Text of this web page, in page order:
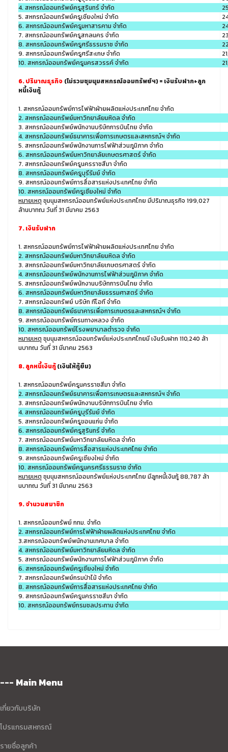
4. สหกรณ์ออมทรัพย์ครูสุรินทร์ จำกัด
5. สหกรณ์ออมทรัพย์ครูเชียงใหม่ จำกัด
6. สหกรณ์ออมทรัพย์ครูมหาสารคาม จำกัด
7. สหกรณ์ออมทรัพย์ครูสกลนคร จำกัด
8. สหกรณ์ออมทรัพย์ครูศรีธรรมราช จำกัด
9. สหกรณ์ออมทรัพย์ครูศรีสะเกษ จำกัด
10. สหกรณ์ออมทรัพย์ครูนครสวรรค์ จำกัด
6. ปริมาณธุรกิจ (ไม่รวมชุมนุมสหกรณ์ออมทรัพย์ฯ) = เงินรับฝาก+ลูก
หนี้เงินกู้
1. สหกรณ์ออมทรัพย์การไฟฟ้าฝ่ายผลิตแห่งประเทศไทย จำกัด
2. สหกรณ์ออมทรัพย์มหาวิทยาลัยมหิดล จำกัด
3. สหกรณ์ออมทรัพย์พนักงานบริษัทการบินไทย จำกัด
4. สหกรณ์ออมทรัพย์ธนาคารเพื่อการเกษตรและสหกรณ์ฯ จำกัด
5. สหกรณ์ออมทรัพย์พนักงานการไฟฟ้าส่วนภูมิภาค จำกัด
6. สหกรณ์ออมทรัพย์มหาวิทยาลัยเกษตรศาสตร์ จำกัด
7. สหกรณ์ออมทรัพย์ครูนครราชสีมา จำกัด
8. สหกรณ์ออมทรัพย์ครูบุรีรัมย์ จำกัด
9. สหกรณ์ออมทรัพย์การสื่อสารแห่งประเทศไทย จำกัด
10. สหกรณ์ออมทรัพย์ครูเชียงใหม่ จำกัด
หมายเหตุ ชุมนุมสหกรณ์ออมทรัพย์แห่งประเทศไทย มีปริมาณธุรกิจ 199,027
ล้านบาทณ วันที่ 31 มีนาคม 2563
7. เงินรับฝาก
1. สหกรณ์ออมทรัพย์การไฟฟ้าฝ่ายผลิตแห่งประเทศไทย จำกัด
2. สหกรณ์ออมทรัพย์มหาวิทยาลัยมหิดล จำกัด
3. สหกรณ์ออมทรัพย์มหาวิทยาลัยเกษตรศาสตร์ จำกัด
4. สหกรณ์ออมทรัพย์พนักงานการไฟฟ้าส่วนภูมิภาค จำกัด
5. สหกรณ์ออมทรัพย์พนักงานบริษัทการบินไทย จำกัด
6. สหกรณ์ออมทรัพย์มหาวิทยาลัยธรรมศาสตร์ จำกัด
7. สหกรณ์ออมทรัพย์ บริษัท ทีโอที จำกัด
8. สหกรณ์ออมทรัพย์ธนาคารเพื่อการเกษตรและสหกรณ์ฯ จำกัด
9. สหกรณ์ออมทรัพย์กรมทางหลวง จำกัด
10. สหกรณ์ออมทรัพย์โรงพยาบาลตำรวจ จำกัด
หมายเหตุ ชุมนุมสหกรณ์ออมทรัพย์แห่งประเทศไทยมี เงินรับฝาก 110,240 ล้า
นบาทณ วันที่ 31 มีนาคม 2563
8. ลูกหนี้เงินกู้(เงินให้กู้ยืม)
1. สหกรณ์ออมทรัพย์ครูนครราชสีมา จำกัด
2. สหกรณ์ออมทรัพย์ธนาคารเพื่อการเกษตรและสหกรณ์ฯ จำกัด
3. สหกรณ์ออมทรัพย์พนักงานบริษัทการบินไทย จำกัด
4. สหกรณ์ออมทรัพย์ครูบุรีรัมย์ จำกัด
5. สหกรณ์ออมทรัพย์ครูขอนแก่น จำกัด
6. สหกรณ์ออมทรัพย์ครูสุรินทร์ จำกัด
7. สหกรณ์ออมทรัพย์มหาวิทยาลัยมหิดล จำกัด
8. สหกรณ์ออมทรัพย์การสื่อสารแห่งประเทศไทย จำกัด
9. สหกรณ์ออมทรัพย์ครูเชียงใหม่ จำกัด
10. สหกรณ์ออมทรัพย์ครูนครศรีธรรมราช จำกัด
หมายเหตุ ชุมนุมสหกรณ์ออมทรัพย์แห่งประเทศไทย มีลูกหนี้เงินกู้ 88,787 ล้า
นบาทณ วันที่ 31 มีนาคม 2563
9. จำนวนสมาชิก
1. สหกรณ์ออมทรัพย์ กทม. จำกัด
2. สหกรณ์ออมทรัพย์การไฟฟ้าฝ่ายผลิตแห่งประเทศไทย จำกัด
3.สหกรณ์ออมทรัพย์พนักงานเทศบาล จำกัด
4. สหกรณ์ออมทรัพย์มหาวิทยาลัยมหิดล จำกัด
5. สหกรณ์ออมทรัพย์พนักงานการไฟฟ้าส่วนภูมิภาค จำกัด
6. สหกรณ์ออมทรัพย์ครูเชียงใหม่ จำกัด
7. สหกรณ์ออมทรัพย์กรมป่าไม้ จำกัด
8. สหกรณ์ออมทรัพย์การสื่อสารแห่งประเทศไทย จำกัด
9. สหกรณ์ออมทรัพย์ครูนครราชสีมา จำกัด
10. สหกรณ์ออมทรัพย์กรมชลประทาน จำกัด
--- Main Menu
เกี่ยวกับบริษัท
โปรแกรมสหกรณ์
รายชื่อลูกค้า